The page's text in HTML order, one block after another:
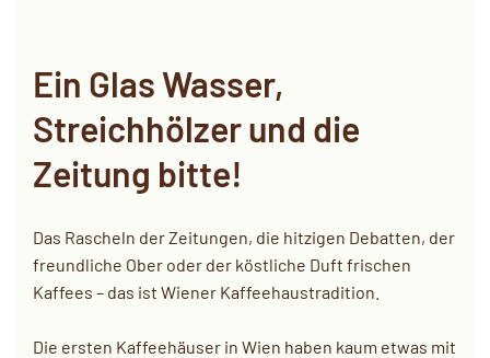
Ein Glas Wasser,
Streichhölzer und die
Zeitung bitte!
Das Rascheln der Zeitungen, die hitzigen Debatten, der
freundliche Ober oder der köstliche Duft frischen
Kaffees – das ist Wiener Kaffeehaustradition.
Die ersten Kaffeehäuser in Wien haben kaum etwas mit